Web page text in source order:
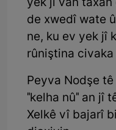
yek ji van
de xwedî wate
ne, ku ev yek jî
rûniştina
Peyva Nodşe
"kelha nû" an jî
Xelkê vî bajarî